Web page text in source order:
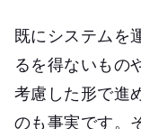
既にシステムを
るを得ないもの
考慮した形で進
のも事実です。